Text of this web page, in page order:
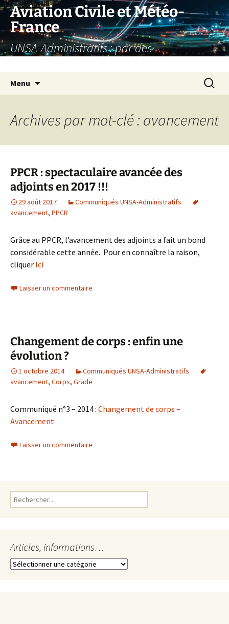
Aller
contenu
Aviation Civile et Météo-
France
UNSA-Administratifs : par des
Menu
Archives par mot-clé : avancement
PPCR : spectaculaire avancée des
adjoints en 2017 !!!
29 août 2017
Communiqués UNSA-Administratifs
avancement, PPCR
Grâce au PPCR, l’avancement des adjoints a fait un bond
considérable cette année. Pour en connaître la raison,
cliquer Ici
Laisser un commentaire
Changement de corps : enfin une
évolution ?
1 octobre 2014
Communiqués UNSA-Administratifs
avancement, Corps, Grade
Communiqué n°3 – 2014 : Changement de corps –
Avancement
Laisser un commentaire
Rechercher :
Articles, informations…
Articles,